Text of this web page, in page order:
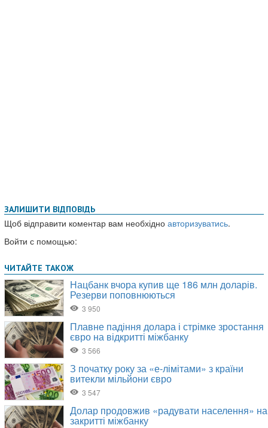
ЗАЛИШИТИ ВІДПОВІДЬ
Щоб відправити коментар вам необхідно авторизуватись.
Войти с помощью: